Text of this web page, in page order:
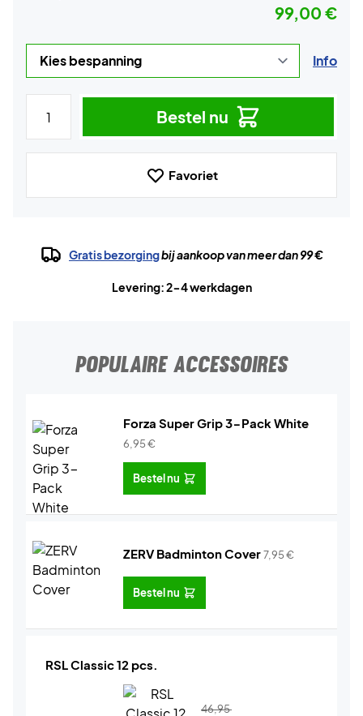
99,00 €
Info
Bestel nu
Favoriet
Gratis bezorgingbij aankoop van meer dan 99 €
Levering: 2-4 werkdagen
POPULAIRE ACCESSOIRES
Forza Super Grip 3-Pack White
6,95€
Bestel nu
ZERV Badminton Cover7,95€
Bestel nu
RSL Classic 12 pcs.
46,95